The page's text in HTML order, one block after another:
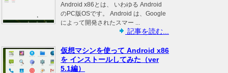
Android x86とは、 いわゆる Android
のPC版OSです。 Android は、Google
によって開発されたスマー ...
記事を読む...
仮想マシンを使って Android x86
を インストールしてみた（ver
5.1編）